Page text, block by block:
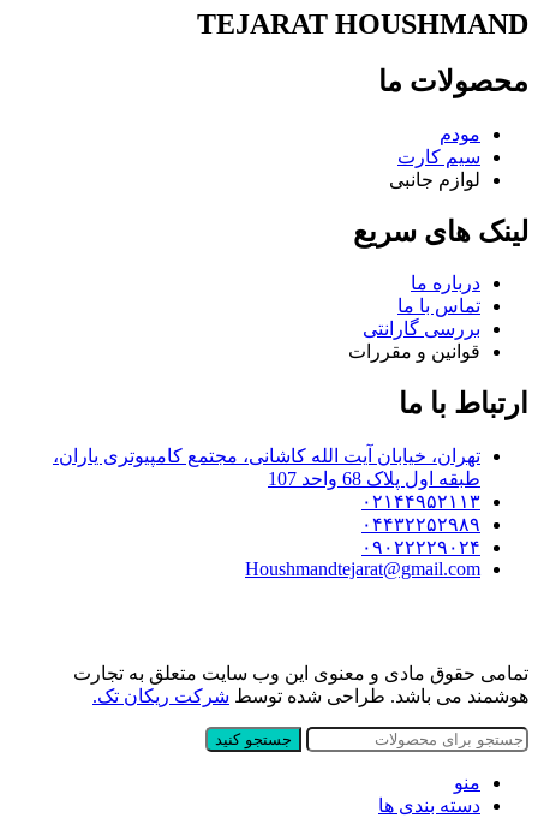
TEJARAT HOUSHMAND
محصولات ما
مودم
سیم کارت
لوازم جانبی
لینک های سریع
درباره ما
تماس با ما
بررسی گارانتی
قوانین و مقررات
ارتباط با ما
تهران، خیابان آیت الله کاشانی، مجتمع کامپیوتری یاران،
طبقه اول پلاک 68 واحد 107
۰۲۱۴۴۹۵۲۱۱۳
۰۴۴۳۲۲۵۲۹۸۹
۰۹۰۲۲۲۲۹۰۲۴
Houshmandtejarat@gmail.com
تمامی حقوق مادی و معنوی این وب سایت متعلق به تجارت
هوشمند می باشد. طراحی شده توسط شرکت ریکان تک.
جستجو کنید
منو
دسته بندی ها